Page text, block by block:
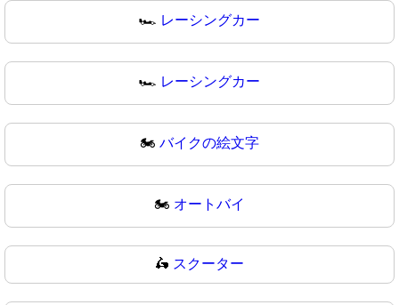
🏎️ レーシングカー
🏎 レーシングカー
🏍️ バイクの絵文字
🏍 オートバイ
🛵 スクーター